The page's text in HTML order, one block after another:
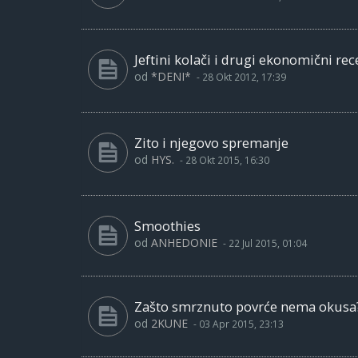
Jeftini kolači i drugi ekonomični
od *DENI* - 28 Okt 2012, 17:39
Zito i njegovo spremanje
od HYS. - 28 Okt 2015, 16:30
Smoothies
od ANHEDONIE - 22 Jul 2015, 01:04
Zašto smrznuto povrće nema
od 2KUNE - 03 Apr 2015, 23:13